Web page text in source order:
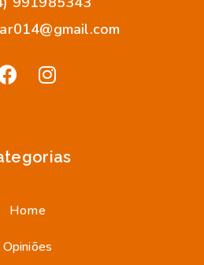
Home
Opiniões